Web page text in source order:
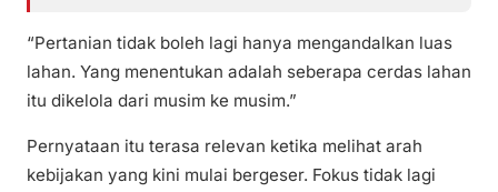
“Pertanian tidak boleh lagi hanya mengandalkan luas
lahan. Yang menentukan adalah seberapa cerdas lahan
itu dikelola dari musim ke musim.”
Pernyataan itu terasa relevan ketika melihat arah
kebijakan yang kini mulai bergeser. Fokus tidak lagi